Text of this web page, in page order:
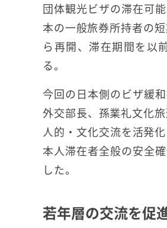
団体観光ビザの滞在可
本の一般旅券所持者の
ら再開、滞在期間を以
る。
今回の日本側のビザ緩
外交部長、孫業礼文化
人的・文化交流を活発
本人滞在者全般の安全
した。
若年層の交流を促